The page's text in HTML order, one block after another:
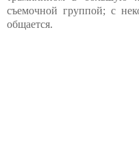
съемочной группой; с
общается.